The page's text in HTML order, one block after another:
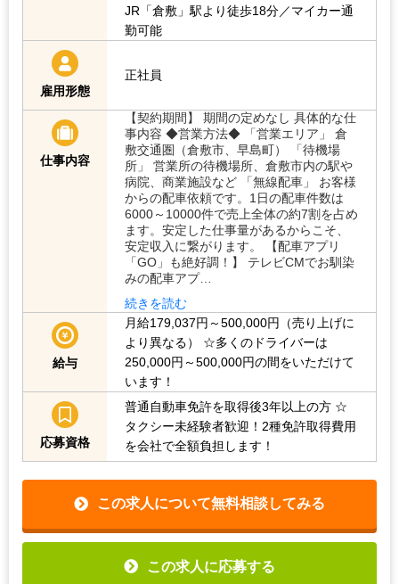
JR「倉敷」駅より徒歩18分／マイカー通
勤可能
雇用形態
正社員
仕事内容
【契約期間】 期間の定めなし 具体的な仕
事内容 ◆営業方法◆ 「営業エリア」 倉
敷交通圏（倉敷市、早島町） 「待機場
所」 営業所の待機場所、倉敷市内の駅や
病院、商業施設など 「無線配車」 お客様
からの配車依頼です。1日の配車件数は
6000～10000件で売上全体の約7割を占め
ます。安定した仕事量があるからこそ、
安定収入に繋がります。 【配車アプリ
「GO」も絶好調！】 テレビCMでお馴染
みの配車アプ…
続きを読む
給与
月給179,037円～500,000円（売り上げに
より異なる）
☆多くのドライバーは
250,000円～500,000円の間をいただけて
います！
応募資格
普通自動車免許を取得後3年以上の方 ☆
タクシー未経験者歓迎！2種免許取得費用
を会社で全額負担します！
この求人について無料相談してみる
この求人に応募する